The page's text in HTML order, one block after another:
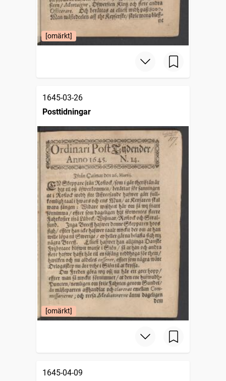
[omärkt]
1645-03-26
Posttidningar
[omärkt]
1645-04-09